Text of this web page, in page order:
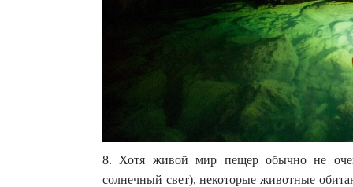
8. Хотя живой мир пещер обычно не
солнечный свет), некоторые животные